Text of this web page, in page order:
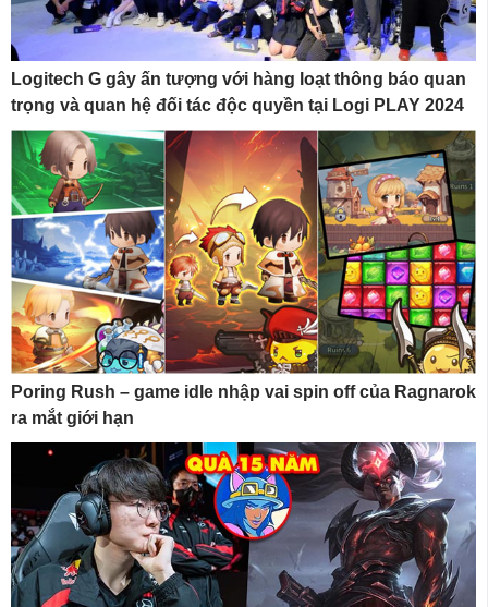
Logitech G gây ấn tượng với hàng loạt thông báo quan
trọng và quan hệ đối tác độc quyền tại Logi PLAY 2024
Poring Rush – game idle nhập vai spin off của Ragnarok
ra mắt giới hạn